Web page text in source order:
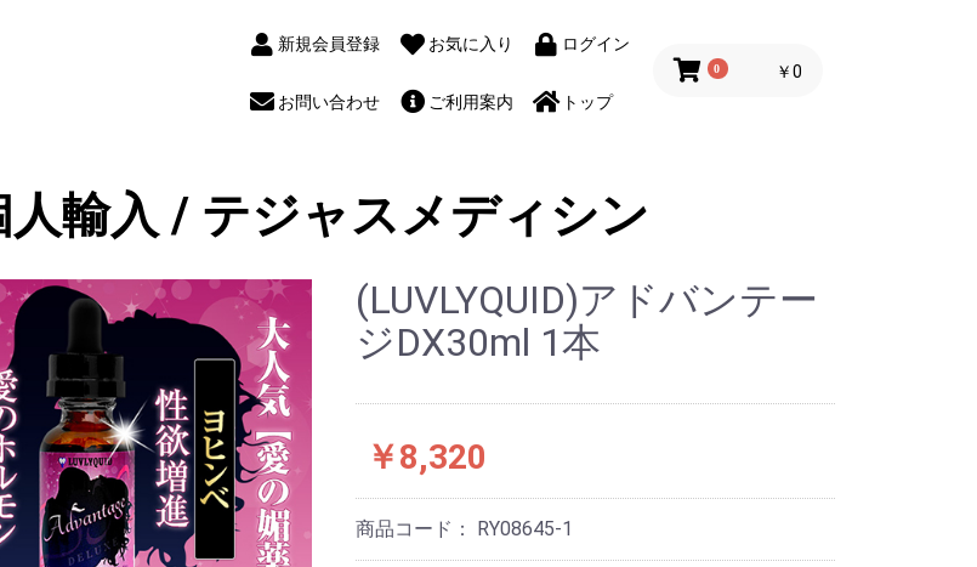
新規会員登録 お気に入り ログイン
お問い合わせ ご利用案内 トップ
0 ￥0
人輸入 / テジャスメディシン
(LUVLYQUID)アドバンテー
ジDX30ml 1本
￥8,320
商品コード： RY08645-1